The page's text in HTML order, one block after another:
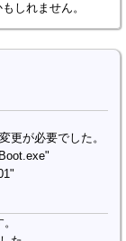
しれません。
更が必要でした。